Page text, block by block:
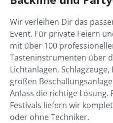
Wir verleihen Dir das
Event. Für private Feiern
mit über 100
Tasteninstrumenten über
Lichtanlagen,
großen
Anlass die richtige Lösung.
Festivals liefern wir
oder ohne Techniker.